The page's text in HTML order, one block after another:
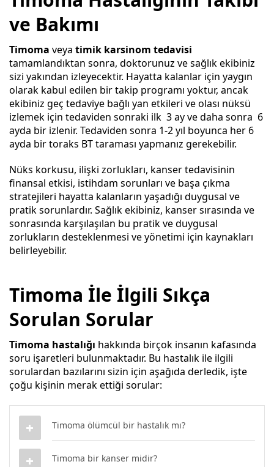
ve Bakımı
Timoma veya timik karsinom tedavisi
tamamlandıktan sonra, doktorunuz ve sağlık ekibiniz
sizi yakından izleyecektir. Hayatta kalanlar için yaygın
olarak kabul edilen bir takip programı yoktur, ancak
ekibiniz geç tedaviye bağlı yan etkileri ve olası nüksü
izlemek için tedaviden sonraki ilk 3 ay ve daha sonra 6
ayda bir izlenir. Tedaviden sonra 1-2 yıl boyunca her 6
ayda bir toraks BT taraması yapmanız gerekebilir.
Nüks korkusu, ilişki zorlukları, kanser tedavisinin
finansal etkisi, istihdam sorunları ve başa çıkma
stratejileri hayatta kalanların yaşadığı duygusal ve
pratik sorunlardır. Sağlık ekibiniz, kanser sırasında ve
sonrasında karşılaşılan bu pratik ve duygusal
zorlukların desteklenmesi ve yönetimi için kaynakları
belirleyebilir.
Timoma İle İlgili Sıkça
Sorulan Sorular
Timoma hastalığı hakkında birçok insanın kafasında
soru işaretleri bulunmaktadır. Bu hastalık ile ilgili
sorulardan bazılarını sizin için aşağıda derledik, işte
çoğu kişinin merak ettiği sorular:
Timoma ölümcül bir hastalık mı?
Timoma bir kanser midir?